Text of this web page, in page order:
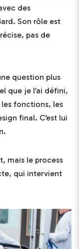
des
Son rôle est
pas de
question plus
que je l’ai défini,
fonctions, les
final. C’est lui
mais le process
qui intervient